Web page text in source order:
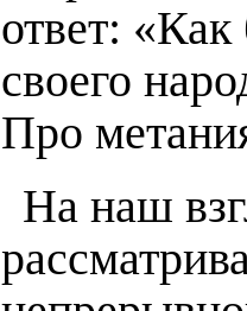
ответ:
своего
Про
На наш